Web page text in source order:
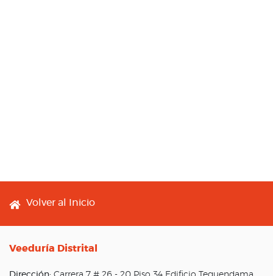
Footer menu
Volver al Inicio
Veeduría Distrital